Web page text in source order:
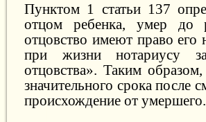
Пунктом 1 статьи 137
отцом ребенка, умер до
отцовство имеют право его
при жизни нотариусу
отцовства». Таким
значительного срока после
происхождение от умершего.